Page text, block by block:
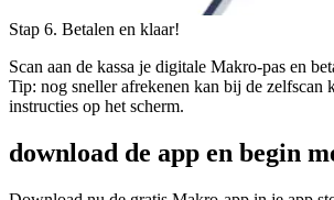
Stap 6. Betalen en klaar!
Scan aan de kassa je digitale Makro-pas en
Tip: nog sneller afrekenen kan bij de zelfscan
instructies op het scherm.
download de app en begin